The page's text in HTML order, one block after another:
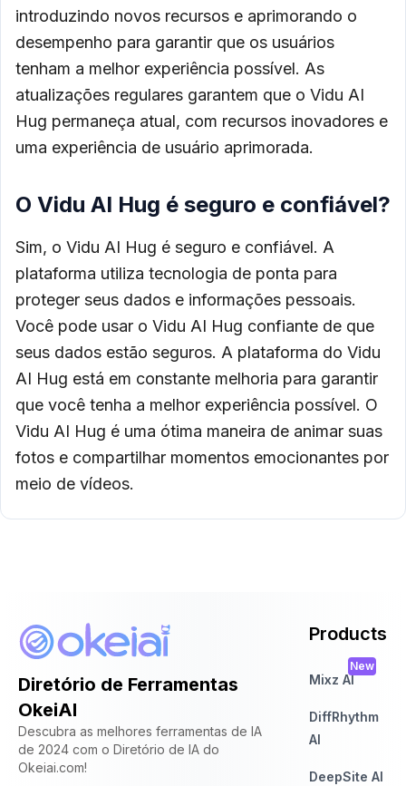
introduzindo novos recursos e aprimorando o
desempenho para garantir que os usuários
tenham a melhor experiência possível. As
atualizações regulares garantem que o Vidu AI
Hug permaneça atual, com recursos inovadores e
uma experiência de usuário aprimorada.
O Vidu AI Hug é seguro e confiável?
Sim, o Vidu AI Hug é seguro e confiável. A
plataforma utiliza tecnologia de ponta para
proteger seus dados e informações pessoais.
Você pode usar o Vidu AI Hug confiante de que
seus dados estão seguros. A plataforma do Vidu
AI Hug está em constante melhoria para garantir
que você tenha a melhor experiência possível. O
Vidu AI Hug é uma ótima maneira de animar suas
fotos e compartilhar momentos emocionantes por
meio de vídeos.
Diretório de Ferramentas
OkeiAI
Descubra as melhores ferramentas de IA
de 2024 com o Diretório de IA do
Okeiai.com!
Products
Mixz AI
New
DiffRhythm
AI
DeepSite AI